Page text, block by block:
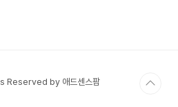
by 애드센스팜